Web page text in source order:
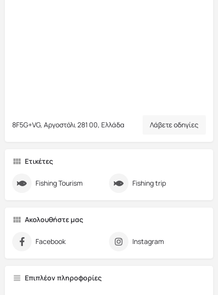
8F5G+VG, Αργοστόλι 281 00, Ελλάδα Λάβετε οδηγίες
Ετικέτες
Fishing Tourism Fishing trip
Ακολουθήστε μας
Facebook Instagram
Επιπλέον πληροφορίες